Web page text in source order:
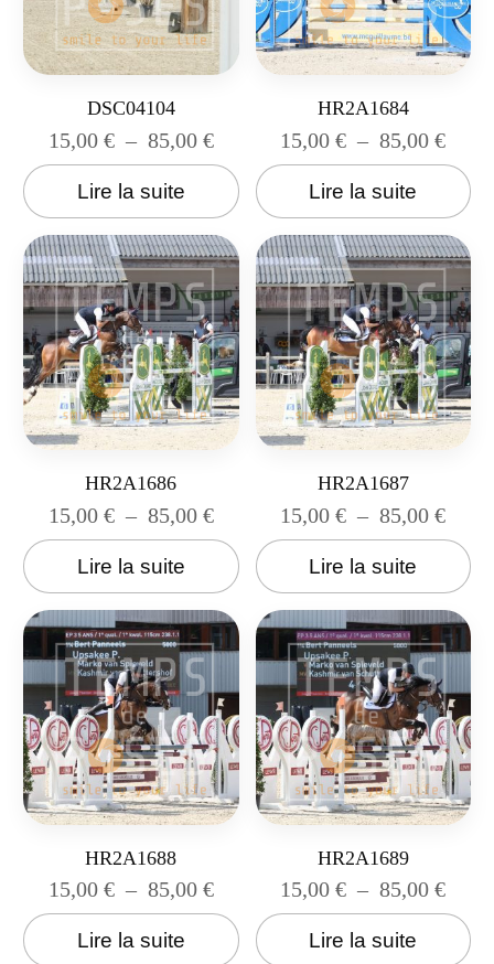
DSC04104
15,00 € – 85,00 €
Lire la suite
HR2A1684
15,00€ – 85,00€
Lire la suite
HR2A1686
15,00 € – 85,00 €
Lire la suite
HR2A1687
15,00€ – 85,00€
Lire la suite
HR2A1688
15,00 € – 85,00 €
Lire la suite
HR2A1689
15,00€ – 85,00€
Lire la suite